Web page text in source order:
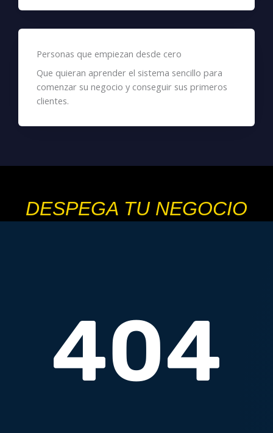
Personas que empiezan desde cero
Que quieran aprender el sistema sencillo para
comenzar su negocio y conseguir sus primeros
clientes.
DESPEGA TU NEGOCIO